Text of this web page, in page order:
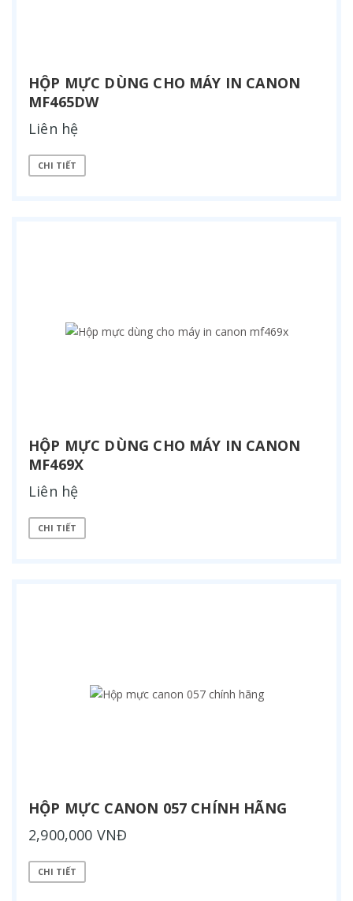
HỘP MỰC DÙNG CHO MÁY IN CANON
MF465DW
Liên hệ
CHI TIẾT
HỘP MỰC DÙNG CHO MÁY IN CANON
MF469X
Liên hệ
CHI TIẾT
HỘP MỰC CANON 057 CHÍNH HÃNG
2,900,000 VNĐ
CHI TIẾT